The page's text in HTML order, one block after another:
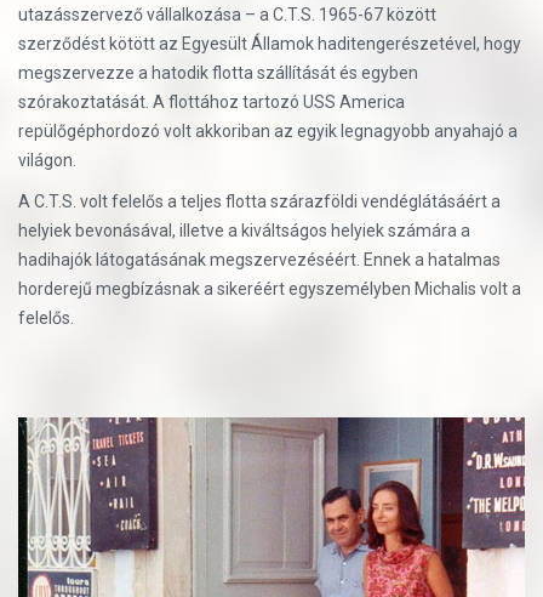
utazásszervező vállalkozása – a C.T.S. 1965-67 között
szerződést kötött az Egyesült Államok haditengerészetével, hogy
megszervezze a hatodik flotta szállítását és egyben
szórakoztatását. A flottához tartozó USS America
repülőgéphordozó volt akkoriban az egyik legnagyobb anyahajó a
világon.
A C.T.S. volt felelős a teljes flotta szárazföldi vendéglátásáért a
helyiek bevonásával, illetve a kiváltságos helyiek számára a
hadihajók látogatásának megszervezéséért. Ennek a hatalmas
horderejű megbízásnak a sikeréért egyszemélyben Michalis volt a
felelős.